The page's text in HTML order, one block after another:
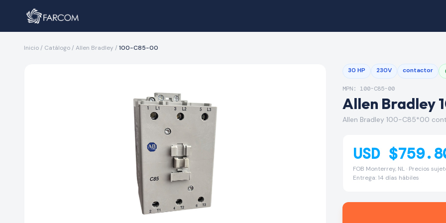
Inicio / Catálogo / Allen Bradley / 100-C85-00
30 HP 230V contactor
MPN: 100-C85-00
Allen Bradley
Allen Bradley 100-C85*00
USD
FOB Monterrey, NL · Precios
Entrega: 14 días hábiles